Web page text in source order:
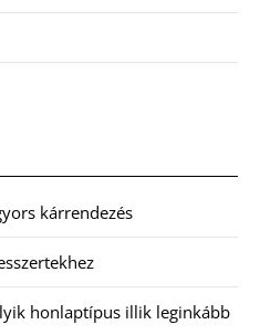
kárrendezés
honlaptípus illik leginkább